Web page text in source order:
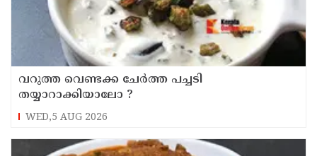
‌വറുത്ത വെണ്ടക്ക ചേർത്ത പച്ചടി
തയ്യാറാക്കിയാലോ ?
WED,5 AUG 2026